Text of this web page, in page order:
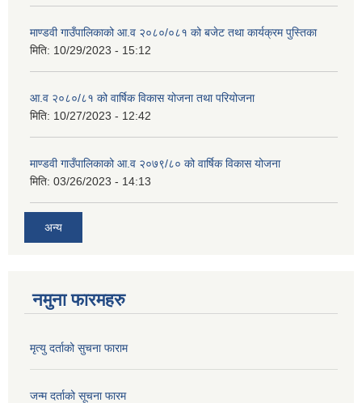
माण्डवी गाउँपालिकाको आ.व २०८०/०८१ को बजेट तथा कार्यक्रम पुस्तिका
मिति: 10/29/2023 - 15:12
आ.व २०८०/८१ को वार्षिक विकास योजना तथा परियोजना
मिति: 10/27/2023 - 12:42
माण्डवी गाउँपालिकाको आ.व २०७९/८० को वार्षिक विकास योजना
मिति: 03/26/2023 - 14:13
अन्य
नमुना फारमहरु
मृत्यु दर्ताको सुचना फाराम
जन्म दर्ताको सूचना फारम